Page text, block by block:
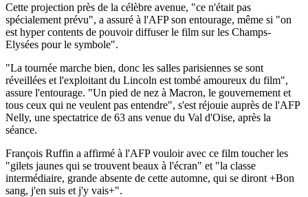
Cette projection près de la célèbre avenue, "ce n'était pas
spécialement prévu", a assuré à l'AFP son entourage, même si "on
est hyper contents de pouvoir diffuser le film sur les Champs-
Elysées pour le symbole".
"La tournée marche bien, donc les salles parisiennes se sont
réveillées et l'exploitant du Lincoln est tombé amoureux du film",
assure l'entourage. "Un pied de nez à Macron, le gouvernement et
tous ceux qui ne veulent pas entendre", s'est réjouie auprès de l'AFP
Nelly, une spectatrice de 63 ans venue du Val d'Oise, après la
séance.
François Ruffin a affirmé à l'AFP vouloir avec ce film toucher les
"gilets jaunes qui se trouvent beaux à l'écran" et "la classe
intermédiaire, grande absente de cette automne, qui se diront +Bon
sang, j'en suis et j'y vais+".